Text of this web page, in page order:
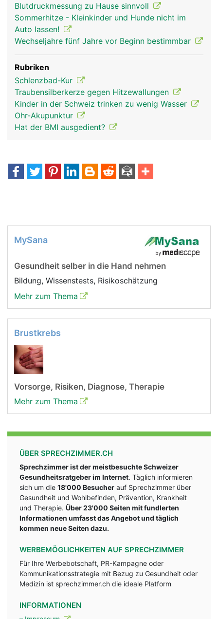
Blutdruckmessung zu Hause sinnvoll
Sommerhitze - Kleinkinder und Hunde nicht im
Auto lassen!
Wechseljahre fünf Jahre vor Beginn bestimmbar
Rubriken
Schlenzbad-Kur
Traubensilberkerze gegen Hitzewallungen
Kinder in der Schweiz trinken zu wenig Wasser
Ohr-Akupunktur
Hat der BMI ausgedient?
MySana
Gesundheit selber in die Hand nehmen
Bildung, Wissenstests, Risikoschätzung
Mehr zum Thema
Brustkrebs
Vorsorge, Risiken, Diagnose, Therapie
Mehr zum Thema
ÜBER SPRECHZIMMER.CH
Sprechzimmer ist der meistbesuchte Schweizer
Gesundheitsratgeber im Internet. Täglich informieren
sich um die 18'000 Besucher auf Sprechzimmer über
Gesundheit und Wohlbefinden, Prävention, Krankheit
und Therapie. Über 23'000 Seiten mit fundlerten
Informationen umfasst das Angebot und täglich
kommen neue Seiten dazu.
WERBEMÖGLICHKEITEN AUF SPRECHZIMMER
Für Ihre Werbebotschaft, PR-Kampagne oder
Kommunikationsstrategie mit Bezug zu Gesundheit oder
Medizin ist sprechzimmer.ch die ideale Platform
INFORMATIONEN